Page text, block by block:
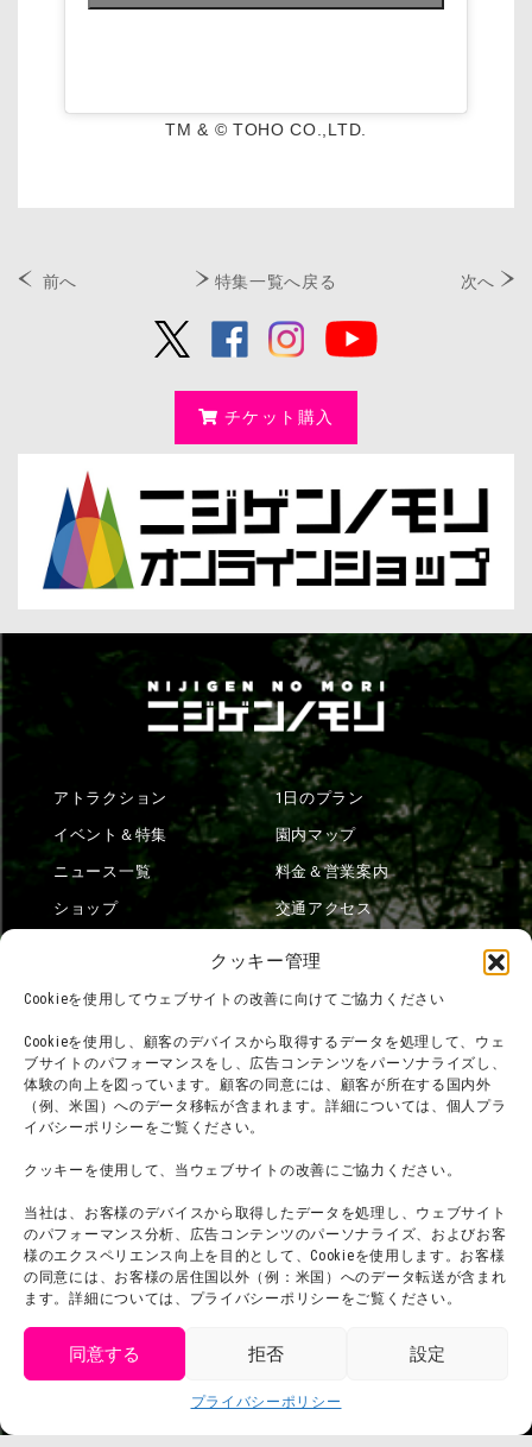
クッキー管理
Cookieを使用してウェブサイトの改善に向けてご協力ください
Cookieを使用し、顧客のデバイスから取得するデータを処理して、ウェ
ブサイトのパフォーマンスをし、広告コンテンツをパーソナライズし、
体験の向上を図っています。顧客の同意には、顧客が所在する国内外
（例、米国）へのデータ移転が含まれます。詳細については、個人プラ
イバシーポリシーをご覧ください。
クッキーを使用して、当ウェブサイトの改善にご協力ください。
当社は、お客様のデバイスから取得したデータを処理し、ウェブサイト
のパフォーマンス分析、広告コンテンツのパーソナライズ、およびお客
様のエクスペリエンス向上を目的として、Cookieを使用します。お客様
の同意には、お客様の居住国以外（例：米国）へのデータ転送が含まれ
ます。詳細については、プライバシーポリシーをご覧ください。
同意する 拒否 設定
プライバシーポリシー
TM & © TOHO CO.,LTD.
前へ 特集一覧へ戻る 次へ
チケット購入
アトラクション
イベント＆特集
ニュース一覧
ショップ
1日のプラン
園内マップ
料金＆営業案内
交通アクセス
団体利用について
お問い合わせ
利用規約
プライバシーポリシー
プレスリリース
メディア掲載実績
会社概要
スタッフ募集